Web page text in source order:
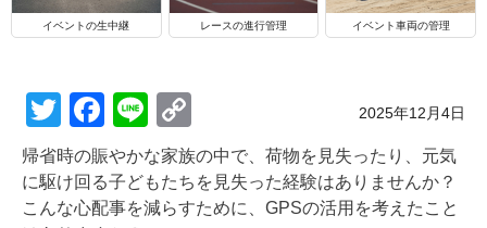
イベントの生中継 レースの進行管理 イベント車両の管理
2025年12月4日
T
wi
tt
er
F
a
c
e
Li
n
e
o
p
y
帰省時の賑やかな家族の中で、荷物を見失ったり、元気
に駆け回る子どもたちを見失った経験はありませんか？
こんな心配事を減らすために、GPSの活用を考えたこと